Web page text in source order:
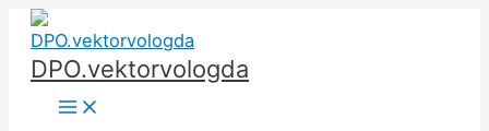
Перейти
содержимому
DPO.vektorvologda
Main